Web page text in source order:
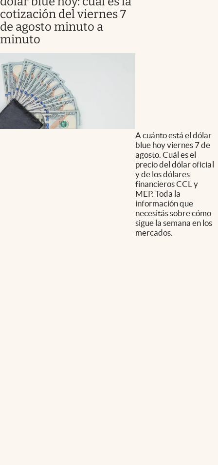
cotización del viernes 7
de agosto minuto a
minuto
A cuánto está el dólar
blue hoy viernes 7 de
agosto. Cuál es el
precio del dólar oficial
y de los dólares
financieros CCL y
MEP. Toda la
información que
necesitás sobre cómo
sigue la semana en los
mercados.